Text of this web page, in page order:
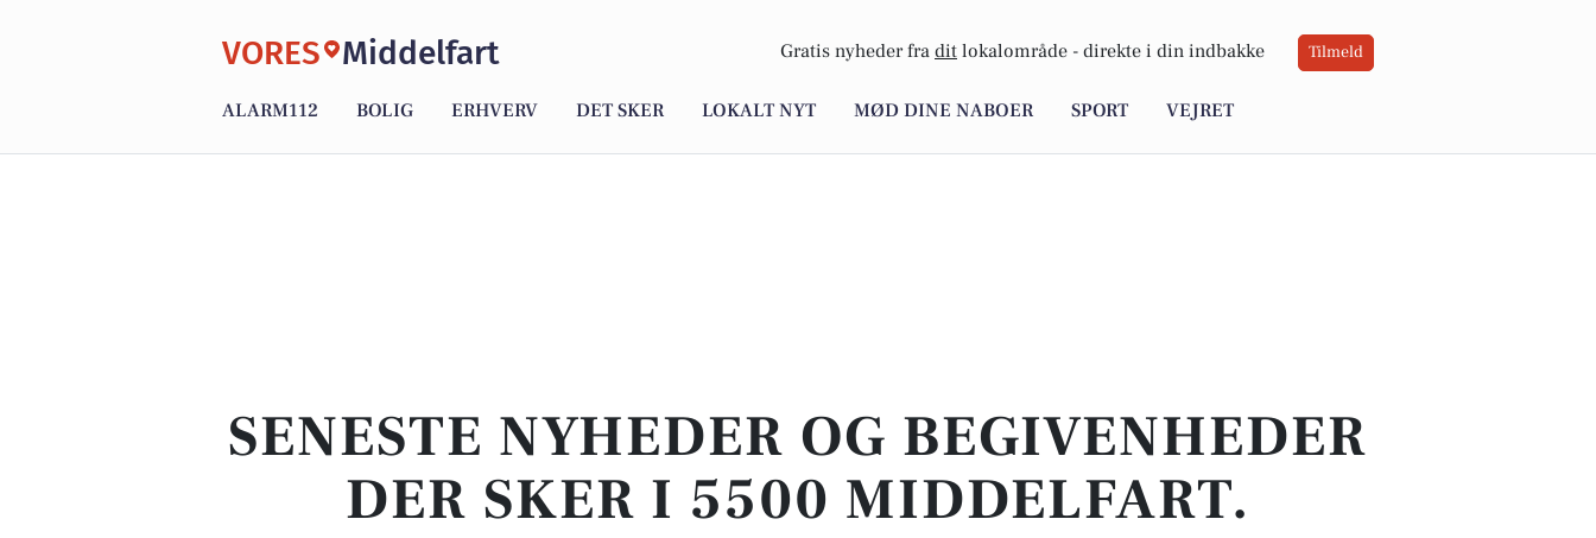
VORES Middelfart Gratis nyheder fra dit lokalområde - direkte i din indbakke Tilmeld
ALARM112 BOLIG ERHVERV DET SKER LOKALT NYT MØD DINE NABOER SPORT VEJRET
SENESTE NYHEDER OG BEGIVENHEDER
DER SKER I 5500 MIDDELFART.